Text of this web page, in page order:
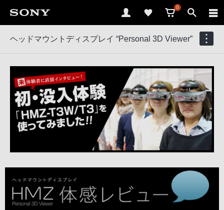
0
ヘッドマウントディスプレイ “Personal 3D Viewer”